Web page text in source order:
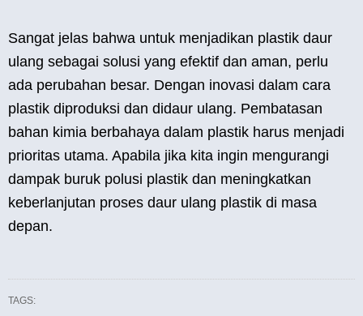
Sangat jelas bahwa untuk menjadikan plastik daur
ulang sebagai solusi yang efektif dan aman, perlu
ada perubahan besar. Dengan inovasi dalam cara
plastik diproduksi dan didaur ulang. Pembatasan
bahan kimia berbahaya dalam plastik harus menjadi
prioritas utama. Apabila jika kita ingin mengurangi
dampak buruk polusi plastik dan meningkatkan
keberlanjutan proses daur ulang plastik di masa
depan.
TAGS: